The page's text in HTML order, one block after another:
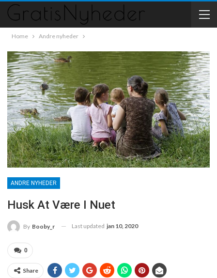
Home Andre nyheder
ANDRE NYHEDER
Husk At Være I Nuet
By Booby_r Last updated jan 10, 2020
0
Share